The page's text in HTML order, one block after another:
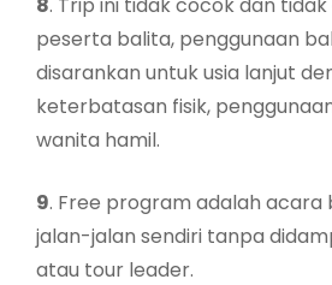
peserta balita, penggunaan
disarankan untuk usia lanjut
keterbatasan fisik,
wanita hamil.
9. Free program adalah acara
jalan-jalan sendiri tanpa
atau tour leader.